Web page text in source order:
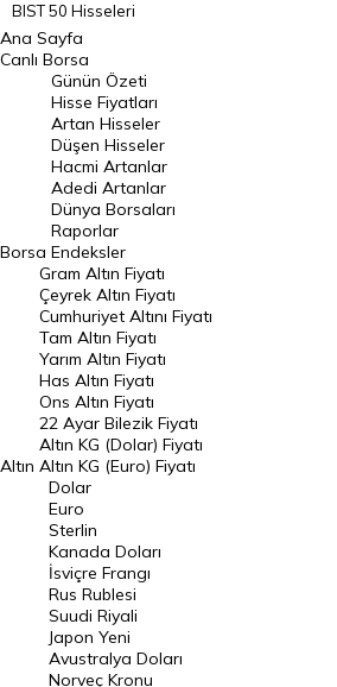
BIST 50 Hisseleri
BIST 100 Hisseleri
En Çok Artan Hisseler
En Çok Düşen Hisseler
Hacmi Artanlar
Geçmiş Kapanışlar
Dünya Borsaları
Raporlar
Endeksler
DÖVİZ
Döviz Kuru
Dolar Kuru
Euro Kuru
Pound Kuru
Frank Kuru
Riyal Kuru
Avustralya Doları
Danimarka Kronu Kuru
Ana Sayfa
Canlı Borsa
Borsa
Günün Özeti
Hisse Fiyatları
Artan Hisseler
Düşen Hisseler
Hacmi Artanlar
Adedi Artanlar
Dünya Borsaları
Raporlar
Endeksler
Altın
Gram Altın Fiyatı
Çeyrek Altın Fiyatı
Cumhuriyet Altını Fiyatı
Tam Altın Fiyatı
Yarım Altın Fiyatı
Has Altın Fiyatı
Ons Altın Fiyatı
22 Ayar Bilezik Fiyatı
Altın KG (Dolar) Fiyatı
Altın KG (Euro) Fiyatı
Dolar
Euro
Sterlin
Kanada Doları
İsviçre Frangı
Rus Rublesi
Suudi Riyali
Japon Yeni
Avustralya Doları
Norveç Kronu